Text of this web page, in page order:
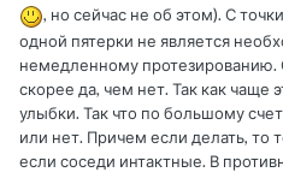
, но сейчас не об этом). С
одной пятерки не является
немедленному протезированию.
скорее да, чем нет. Так как чаще
улыбки. Так что по большому
или нет. Причем если делать, то
если соседи интактные. В